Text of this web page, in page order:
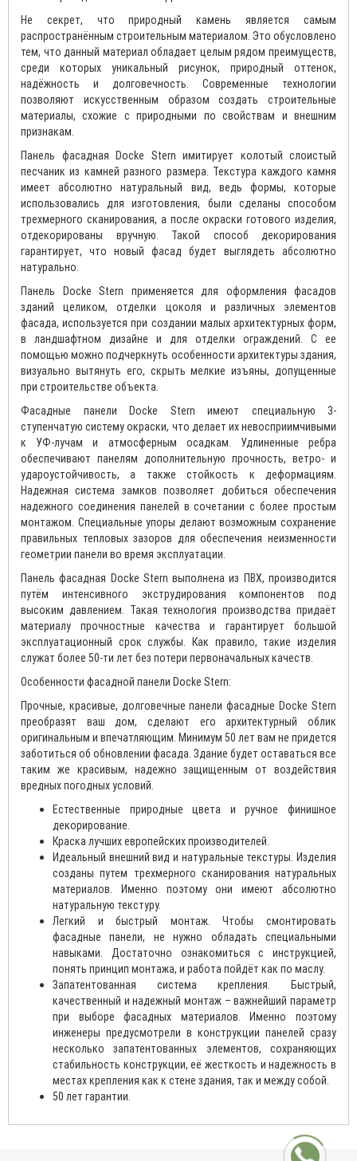
Не секрет, что природный камень является самым
распространённым строительным материалом. Это обусловлено
тем, что данный материал обладает целым рядом преимуществ,
среди которых уникальный рисунок, природный оттенок,
надёжность и долговечность. Современные технологии
позволяют искусственным образом создать строительные
материалы, схожие с природными по свойствам и внешним
признакам.
Панель фасадная Docke Stern имитирует колотый слоистый
песчаник из камней разного размера. Текстура каждого камня
имеет абсолютно натуральный вид, ведь формы, которые
использовались для изготовления, были сделаны способом
трехмерного сканирования, а после окраски готового изделия,
отдекорированы вручную. Такой способ декорирования
гарантирует, что новый фасад будет выглядеть абсолютно
натурально.
Панель Docke Stern применяется для оформления фасадов
зданий целиком, отделки цоколя и различных элементов
фасада, используется при создании малых архитектурных форм,
в ландшафтном дизайне и для отделки ограждений. С ее
помощью можно подчеркнуть особенности архитектуры здания,
визуально вытянуть его, скрыть мелкие изъяны, допущенные
при строительстве объекта.
Фасадные панели Docke Stern имеют специальную 3-
ступенчатую систему окраски, что делает их невосприимчивыми
к УФ-лучам и атмосферным осадкам. Удлиненные ребра
обеспечивают панелям дополнительную прочность, ветро- и
удароустойчивость, а также стойкость к деформациям.
Надежная система замков позволяет добиться обеспечения
надежного соединения панелей в сочетании с более простым
монтажом. Специальные упоры делают возможным сохранение
правильных тепловых зазоров для обеспечения неизменности
геометрии панели во время эксплуатации.
Панель фасадная Docke Stern выполнена из ПВХ, производится
путём интенсивного экструдирования компонентов под
высоким давлением. Такая технология производства придаёт
материалу прочностные качества и гарантирует большой
эксплуатационный срок службы. Как правило, такие изделия
служат более 50-ти лет без потери первоначальных качеств.
Особенности фасадной панели Docke Stern:
Прочные, красивые, долговечные панели фасадные Docke Stern
преобразят ваш дом, сделают его архитектурный облик
оригинальным и впечатляющим. Минимум 50 лет вам не придется
заботиться об обновлении фасада. Здание будет оставаться все
таким же красивым, надежно защищенным от воздействия
вредных погодных условий.
Естественные природные цвета и ручное финишное
декорирование.
Краска лучших европейских производителей.
Идеальный внешний вид и натуральные текстуры. Изделия
созданы путем трехмерного сканирования натуральных
материалов. Именно поэтому они имеют абсолютно
натуральную текстуру.
Легкий и быстрый монтаж. Чтобы смонтировать
фасадные панели, не нужно обладать специальными
навыками. Достаточно ознакомиться с инструкцией,
понять принцип монтажа, и работа пойдёт как по маслу.
Запатентованная система крепления. Быстрый,
качественный и надежный монтаж – важнейший параметр
при выборе фасадных материалов. Именно поэтому
инженеры предусмотрели в конструкции панелей сразу
несколько запатентованных элементов, сохраняющих
стабильность конструкции, её жесткость и надежность в
местах крепления как к стене здания, так и между собой.
50 лет гарантии.